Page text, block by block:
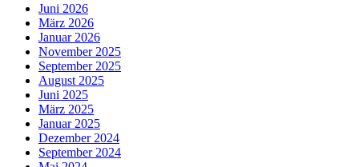
Juni 2026
März 2026
Januar 2026
November 2025
September 2025
August 2025
Juni 2025
März 2025
Januar 2025
Dezember 2024
September 2024